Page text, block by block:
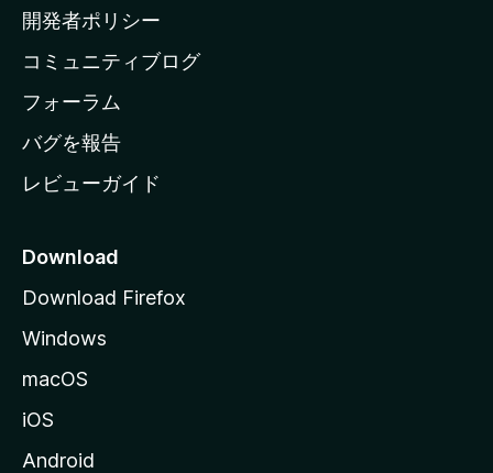
ム
ー
ジ
へ
開発者ポリシー
コミュニティブログ
フォーラム
バグを報告
レビューガイド
Download
Download Firefox
Windows
macOS
iOS
Android